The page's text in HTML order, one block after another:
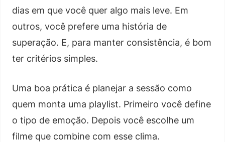
dias em que você quer algo mais leve. Em
outros, você prefere uma história de
superação. E, para manter consistência, é bom
ter critérios simples.
Uma boa prática é planejar a sessão como
quem monta uma playlist. Primeiro você define
o tipo de emoção. Depois você escolhe um
filme que combine com esse clima.